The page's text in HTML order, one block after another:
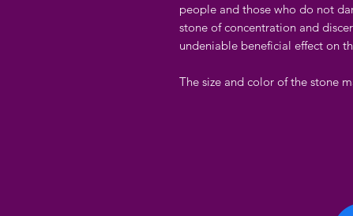
people and those who do not
stone of concentration and
undeniable beneficial effect on
The size and color of the stone